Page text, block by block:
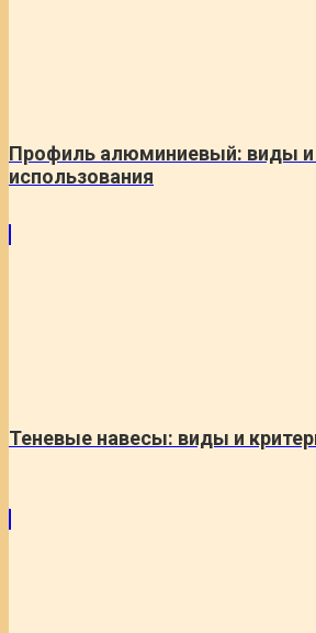
Профиль алюминиевый: виды и
использования
Теневые навесы: виды и